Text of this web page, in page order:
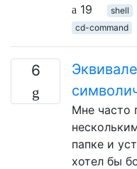
19
shell
cd-command
6
Мне часто
папке и
хотел бы